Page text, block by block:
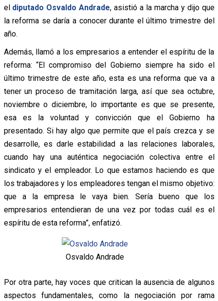
el diputado Osvaldo Andrade, asistió a la marcha y dijo que
la reforma se daría a conocer durante el último trimestre del
año.
Además, llamó a los empresarios a entender el espíritu de la
reforma: “El compromiso del Gobierno siempre ha sido el
último trimestre de este año, esta es una reforma que va a
tener un proceso de tramitación larga, así que sea octubre,
noviembre o diciembre, lo importante es que se presente,
esa es la voluntad y convicción que el Gobierno ha
presentado. Si hay algo que permite que el país crezca y se
desarrolle, es darle estabilidad a las relaciones laborales,
cuando hay una auténtica negociación colectiva entre el
sindicato y el empleador. Lo que estamos haciendo es que
los trabajadores y los empleadores tengan el mismo objetivo:
que a la empresa le vaya bien. Sería bueno que los
empresarios entendieran de una vez por todas cuál es el
espíritu de esta reforma”, enfatizó.
Osvaldo Andrade
Por otra parte, hay voces que critican la ausencia de algunos
aspectos fundamentales, como la negociación por rama